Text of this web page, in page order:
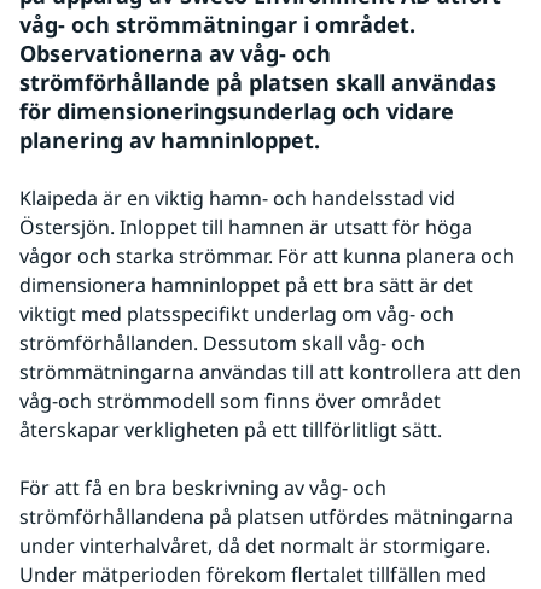
våg- och strömmätningar i området.
Observationerna av våg- och
strömförhållande på platsen skall användas
för dimensioneringsunderlag och vidare
planering av hamninloppet.
Klaipeda är en viktig hamn- och handelsstad vid
Östersjön. Inloppet till hamnen är utsatt för höga
vågor och starka strömmar. För att kunna planera och
dimensionera hamninloppet på ett bra sätt är det
viktigt med platsspecifikt underlag om våg- och
strömförhållanden. Dessutom skall våg- och
strömmätningarna användas till att kontrollera att den
våg-och strömmodell som finns över området
återskapar verkligheten på ett tillförlitligt sätt.
För att få en bra beskrivning av våg- och
strömförhållandena på platsen utfördes mätningarna
under vinterhalvåret, då det normalt är stormigare.
Under mätperioden förekom flertalet tillfällen med